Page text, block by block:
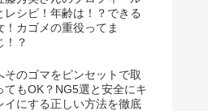
レシピ！年齢は！？できる
！カゴメの重役ってま
！？
そのゴマをピンセットで取
てもOK？NG5選と安全にキ
イにする正しい方法を徹底